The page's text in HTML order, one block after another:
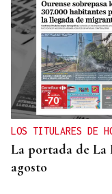
LOS TITULARES DE
La portada de La
agosto